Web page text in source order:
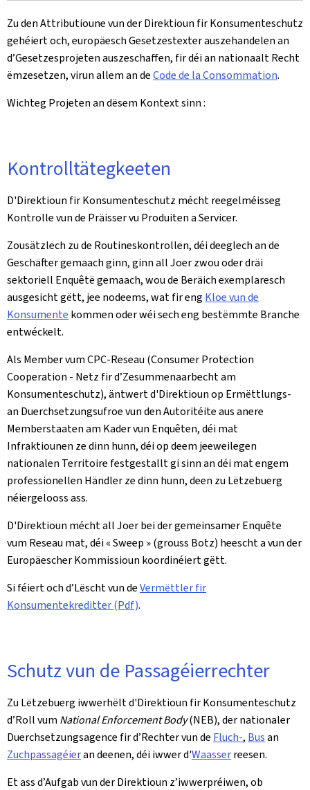
Zu den Attributioune vun der Direktioun fir Konsumenteschutz
gehéiert och, europäesch Gesetzestexter auszehandelen an
d’Gesetzesprojeten auszeschaffen, fir déi an nationaalt Recht
ëmzesetzen, virun allem an deCode de la Consommation.
Wichteg Projeten an dësem Kontext sinn :
Kontrolltätegkeeten
D'Direktioun fir Konsumenteschutz mécht reegelméisseg
Kontrolle vun de Präisser vu Produiten a Servicer.
Zousätzlech zu de Routineskontrollen, déi deeglech an de
Geschäfter gemaach ginn, ginn all Joer zwou oder dräi
sektoriell Enquêtë gemaach, wou de Beräich exemplaresch
ausgesicht gëtt, jee nodeems, wat fir eng Kloe vun de
Konsumente kommen oder wéi sech eng bestëmmte Branche
entwéckelt.
Als Member vum CPC-Reseau (Consumer Protection
Cooperation - Netz fir d’Zesummenaarbecht am
Konsumenteschutz), äntwert d'Direktioun op Ermëttlungs-
an Duerchsetzungsufroe vun den Autoritéite aus anere
Memberstaaten am Kader vun Enquêten, déi mat
Infraktiounen ze dinn hunn, déi op deem jeeweilegen
nationalen Territoire festgestallt gi sinn an déi mat engem
professionellen Händler ze dinn hunn, deen zu Lëtzebuerg
néiergelooss ass.
D'Direktioun mécht all Joer bei der gemeinsamer Enquête
vum Reseau mat, déi « Sweep » (grouss Botz) heescht a vun der
Europäescher Kommissioun koordinéiert gëtt.
Si féiert och d’Lëscht vun deVermëttler fir
Konsumentekreditter (Pdf).
Schutz vun de Passagéierrechter
Zu Lëtzebuerg iwwerhëlt d'Direktioun fir Konsumenteschutz
d’Roll vum National Enforcement Body(NEB), der nationaler
Duerchsetzungsagence fir d’Rechter vun de Fluch-, Busan
Zuchpassagéieran deenen, déi iwwer d'Waasserreesen.
Et ass d’Aufgab vun der Direktioun z’iwwerpréiwen, ob